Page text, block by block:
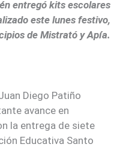
entregó kits escolares
este lunes festivo,
de Mistrató y Apía.
Diego Patiño
avance en
la entrega de siete
Educativa Santo